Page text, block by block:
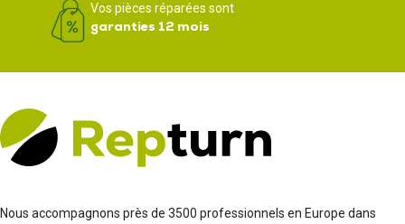
Vos pièces réparées sont
garanties 12 mois
Nous accompagnons près de 3500 professionnels en Europe dans